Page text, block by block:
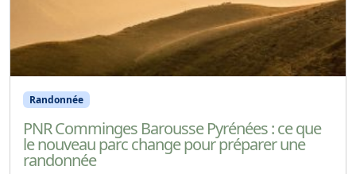
Randonnée
PNR Comminges Barousse Pyrénées : ce que
le nouveau parc change pour préparer une
randonnée